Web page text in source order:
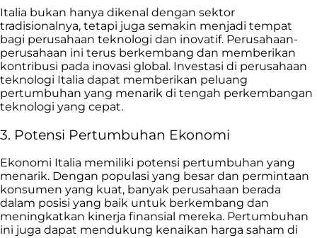
Italia bukan hanya dikenal dengan sektor
tradisionalnya, tetapi juga semakin menjadi tempat
bagi perusahaan teknologi dan inovatif. Perusahaan-
perusahaan ini terus berkembang dan memberikan
kontribusi pada inovasi global. Investasi di perusahaan
teknologi Italia dapat memberikan peluang
pertumbuhan yang menarik di tengah perkembangan
teknologi yang cepat.
3. Potensi Pertumbuhan Ekonomi
Ekonomi Italia memiliki potensi pertumbuhan yang
menarik. Dengan populasi yang besar dan permintaan
konsumen yang kuat, banyak perusahaan berada
dalam posisi yang baik untuk berkembang dan
meningkatkan kinerja finansial mereka. Pertumbuhan
ini juga dapat mendukung kenaikan harga saham di